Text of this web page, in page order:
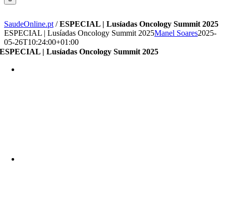
SaudeOnline.pt /ESPECIAL | Lusíadas Oncology Summit 2025
ESPECIAL | Lusíadas Oncology Summit 2025Manel Soares2025-
05-26T10:24:00+01:00
ESPECIAL | Lusíadas Oncology Summit 2025